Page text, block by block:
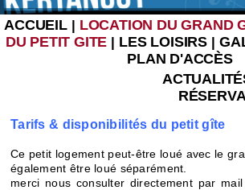
ACCUEIL| LOCATION DU GRAND
DU PETIT GITE | LES LOISIRS |
PLAN D'ACCÈS
Tarifs & disponibilités du petit gîte
Ce petit logement peut-être loué avec le
également être loué séparément.
merci nous consulter directement par